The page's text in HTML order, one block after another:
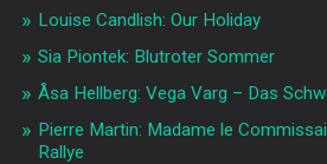
Louise Candlish: Our Holiday
Sia Piontek: Blutroter Sommer
Åsa Hellberg: Vega Varg – Das
Pierre Martin: Madame le
Rallye